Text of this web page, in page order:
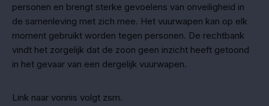
personen en brengt sterke gevoelens van onveiligheid in
de samenleving met zich mee. Het vuurwapen kan op elk
moment gebruikt worden tegen personen. De rechtbank
vindt het zorgelijk dat de zoon geen inzicht heeft getoond
in het gevaar van een dergelijk vuurwapen.
Link naar vonnis volgt zsm.